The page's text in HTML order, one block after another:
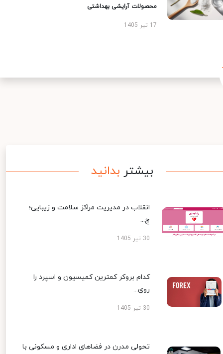
محصولات آرایشی بهداشتی
17 تیر 1405
بیشتر بدانید
انقلاب در مدیریت مراکز سلامت و زیبایی؛
چ...
30 تیر 1405
کدام بروکر کمترین کمیسیون و اسپرد را
روی...
30 تیر 1405
تحولی مدرن در فضاهای اداری و مسکونی با